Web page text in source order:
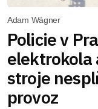
Adam Wágner
Policie v
elektrokola
stroje
provoz